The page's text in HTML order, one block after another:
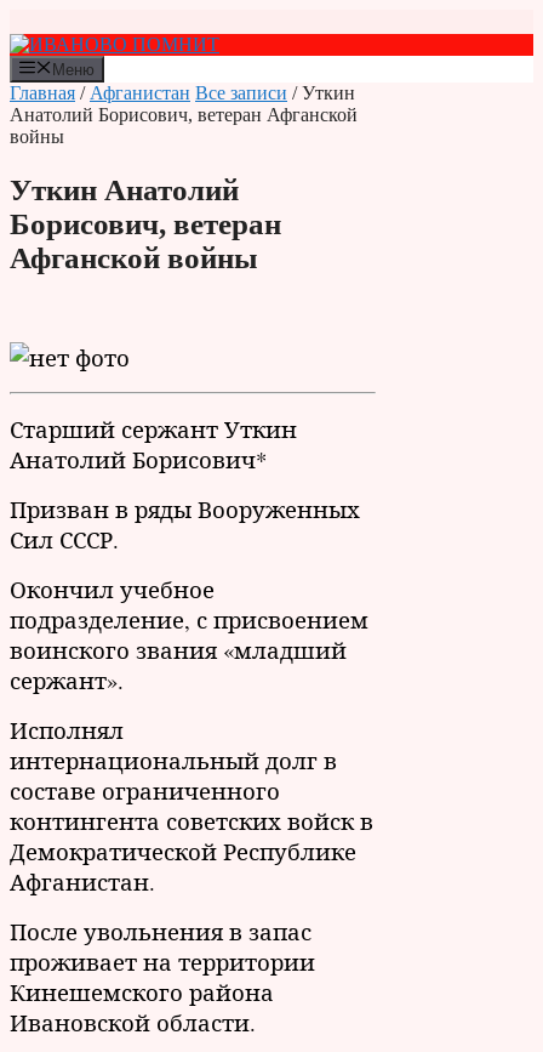
к
содержимому
Меню
Главная / Афганистан Все записи / Уткин
Анатолий Борисович, ветеран Афганской
войны
Уткин Анатолий
Борисович, ветеран
Афганской войны
Старший сержант Уткин
Анатолий Борисович*
Призван в ряды Вооруженных
Сил СССР.
Окончил учебное
подразделение, с присвоением
воинского звания «младший
сержант».
Исполнял
интернациональный долг в
составе ограниченного
контингента советских войск в
Демократической Республике
Афганистан.
После увольнения в запас
проживает на территории
Кинешемского района
Ивановской области.